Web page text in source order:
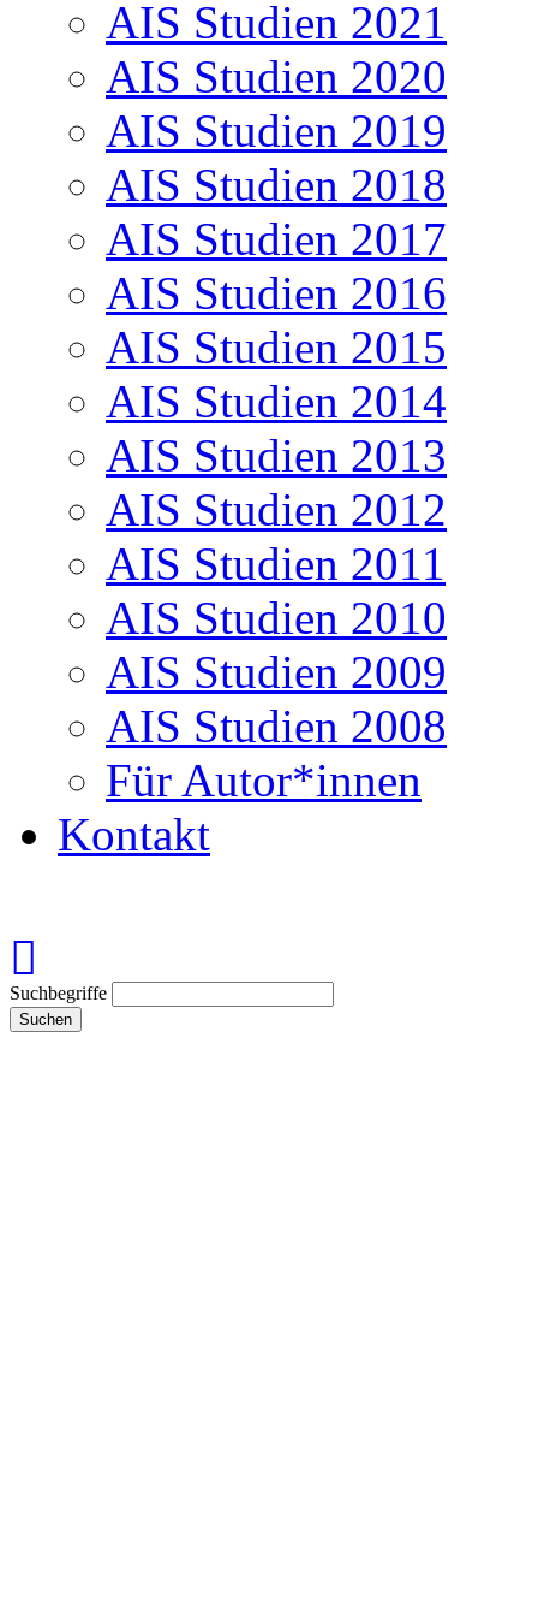
AIS Studien 2021
AIS Studien 2020
AIS Studien 2019
AIS Studien 2018
AIS Studien 2017
AIS Studien 2016
AIS Studien 2015
AIS Studien 2014
AIS Studien 2013
AIS Studien 2012
AIS Studien 2011
AIS Studien 2010
AIS Studien 2009
AIS Studien 2008
Für Autor*innen
Kontakt
Suchbegriffe
Suchen